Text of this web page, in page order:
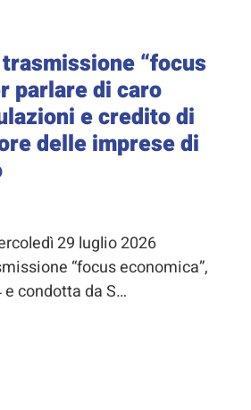
“focus
parlare di caro
e credito di
delle imprese di
29 luglio 2026
“focus economica”,
e condotta da S…